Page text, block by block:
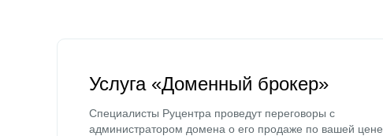
Услуга «Доменный брокер»
Специалисты Руцентра проведут переговоры с
администратором домена о его продаже по вашей цене